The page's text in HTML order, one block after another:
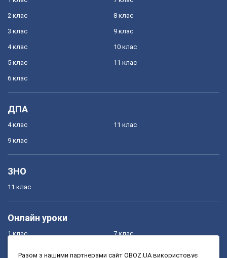
2 клас
3 клас
4 клас
5 клас
6 клас
8 клас
9 клас
10 клас
11 клас
ДПА
4 клас
9 клас
11 клас
ЗНО
11 клас
Онлайн уроки
1 клас 7 клас
Разом з нашими партнерами сайт OBOZ.UA використовує